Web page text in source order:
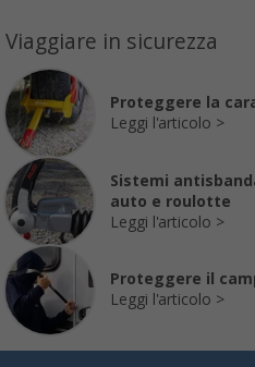
Viaggiare in sicurezza
Proteggere la
Leggi l'articolo
Sistemi
auto e roulotte
Leggi l'articolo
Proteggere il
Leggi l'articolo